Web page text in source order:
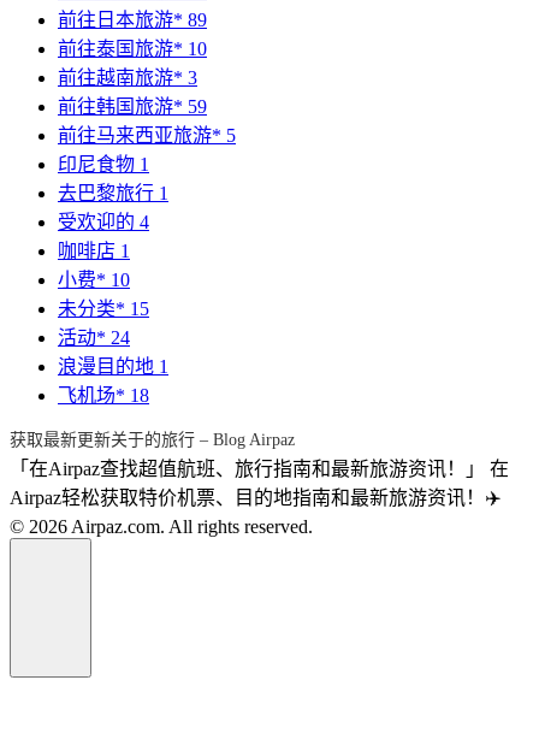
前往日本旅游* 89
前往泰国旅游* 10
前往越南旅游* 3
前往韩国旅游* 59
前往马来西亚旅游* 5
印尼食物 1
去巴黎旅行 1
受欢迎的 4
咖啡店 1
小费* 10
未分类* 15
活动* 24
浪漫目的地 1
飞机场* 18
获取最新更新关于的旅行 – Blog Airpaz
「在Airpaz查找超值航班、旅行指南和最新旅游资讯！」 在
Airpaz轻松获取特价机票、目的地指南和最新旅游资讯！✈️
© 2026 Airpaz.com. All rights reserved.